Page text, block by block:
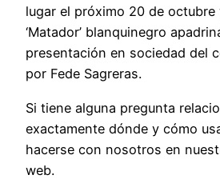
lugar el próximo 20 de octubre
‘Matador’ blanquinegro
presentación en sociedad del
por Fede Sagreras.
Si tiene alguna pregunta
exactamente dónde y cómo
hacerse con nosotros en
web.